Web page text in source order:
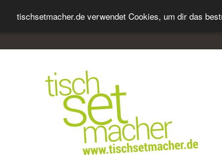
tischsetmacher.de verwendet Cookies, um dir das